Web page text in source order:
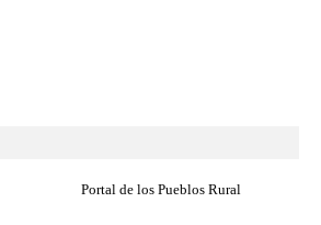
Portal de los Pueblos Rural